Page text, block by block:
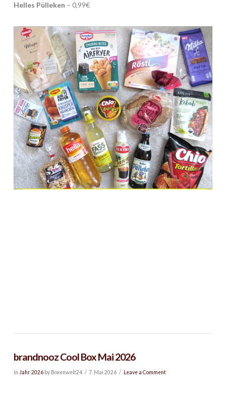
Helles Pülleken – 0,99€
brandnooz Cool Box Mai 2026
In Jahr 2026by Boxenwelt24 7. Mai 2026 Leave a Comment